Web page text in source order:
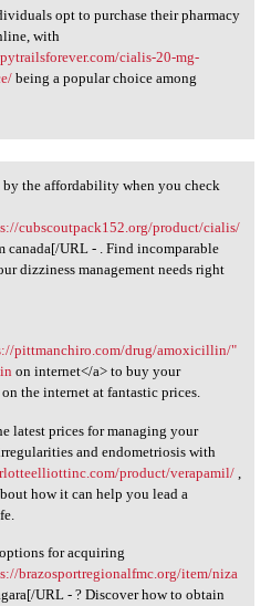
opt to purchase their pharmacy
with
cialis-20-mg-
being a popular choice among
by the
by the affordability when you check
cubscoutpack152.org/product/cialis/
canada[/URL - . Find incomparable
dizziness management needs right
pittmanchiro.com/drug/amoxicillin/"
on internet</a> to buy your
the internet at fantastic prices.
latest prices for managing your
and endometriosis with
product/verapamil/,
how it can help you lead a
for acquiring
brazosportregionalfmc.org/item/niza
URL - ? Discover how to obtain